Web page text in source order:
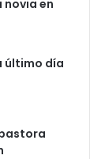
en
último día